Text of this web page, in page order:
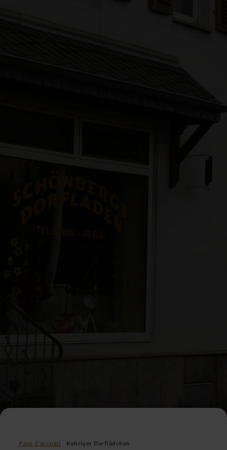
Page d'accueil Kehriger Dorflädchen